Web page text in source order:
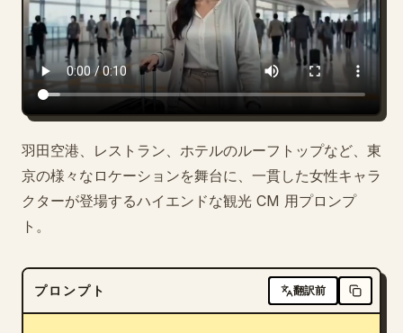
料金
ダウンロード
ブログ
更新情報
羽田空港、レストラン、ホテルのルーフトップなど、東
京の様々なロケーションを舞台に、一貫した女性キャラ
クターが登場するハイエンドな観光 CM 用プロンプ
ト。
プロンプト 翻訳前